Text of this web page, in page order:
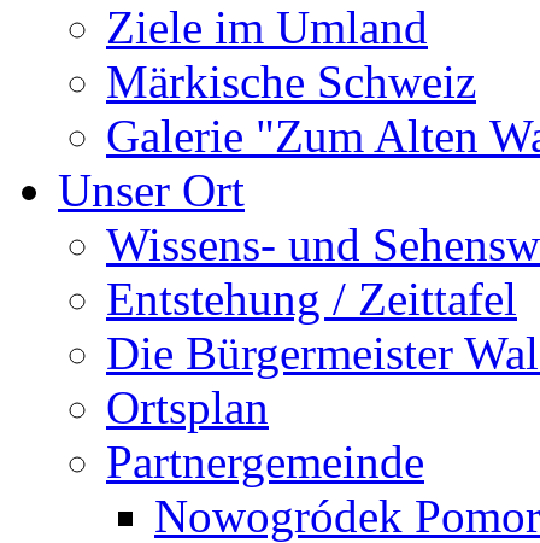
Ziele im Umland
Märkische Schweiz
Galerie "Zum Alten
Unser Ort
Wissens- und
Entstehung / Zeittafel
Die Bürgermeister
Ortsplan
Partnergemeinde
Nowogródek